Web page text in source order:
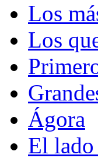
Los
Los
Ágora
El lado